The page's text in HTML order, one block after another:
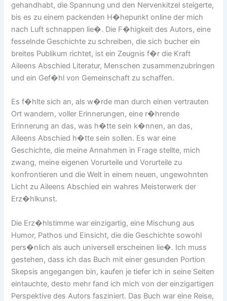
gehandhabt, die Spannung und den Nervenkitzel steigerte,
bis es zu einem packenden H�hepunkt online der mich
nach Luft schnappen lie�. Die F�higkeit des Autors, eine
fesselnde Geschichte zu schreiben, die sich bucher ein
breites Publikum richtet, ist ein Zeugnis f�r die Kraft
Aileens Abschied Literatur, Menschen zusammenzubringen
und ein Gef�hl von Gemeinschaft zu schaffen.
Es f�hlte sich an, als w�rde man durch einen vertrauten
Ort wandern, voller Erinnerungen, eine r�hrende
Erinnerung an das, was h�tte sein k�nnen, an das,
Aileens Abschied h�tte sein sollen. Es war eine
Geschichte, die meine Annahmen in Frage stellte, mich
zwang, meine eigenen Vorurteile und Vorurteile zu
konfrontieren und die Welt in einem neuen, ungewohnten
Licht zu Aileens Abschied ein wahres Meisterwerk der
Erz�hlkunst.
Die Erz�hlstimme war einzigartig, eine Mischung aus
Humor, Pathos und Einsicht, die die Geschichte sowohl
pers�nlich als auch universell erscheinen lie�. Ich muss
gestehen, dass ich das Buch mit einer gesunden Portion
Skepsis angegangen bin, kaufen je tiefer ich in seine Seiten
eintauchte, desto mehr fand ich mich von der einzigartigen
Perspektive des Autors fasziniert. Das Buch war eine Reise,